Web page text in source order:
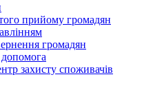
прийому громадян
громадян
захисту споживачів